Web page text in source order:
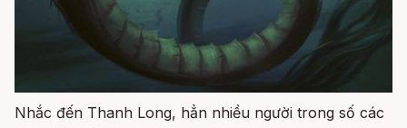
Nhắc đến Thanh Long, hẳn nhiều người trong số các